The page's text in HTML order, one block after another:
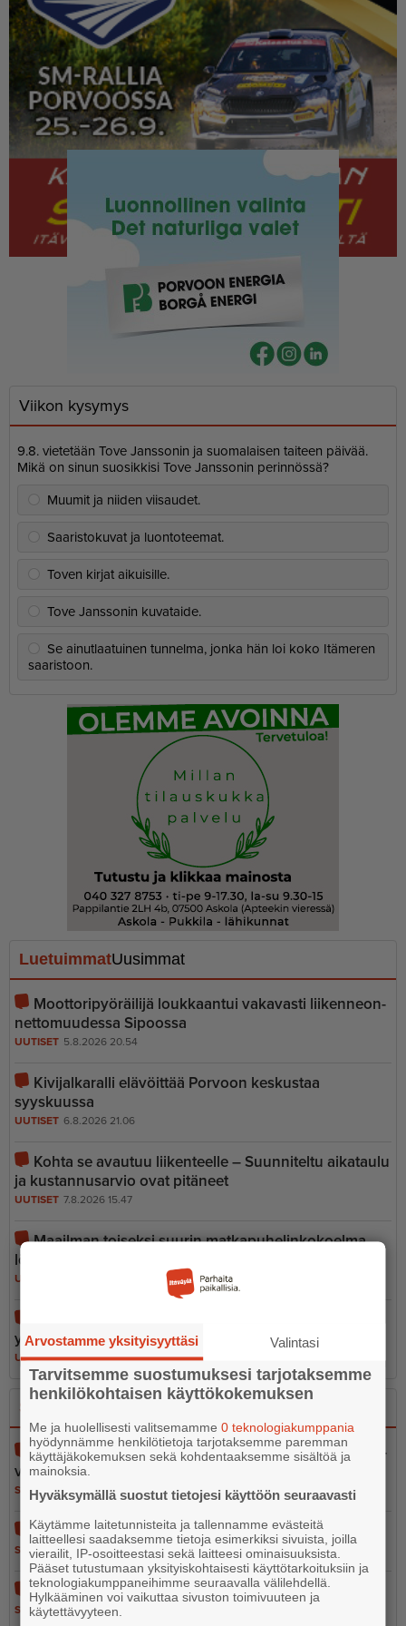
Viikon kysymys
9.8. vietetään Tove Janssonin ja suomalaisen taiteen päivää.
Mikä on sinun suosikkisi Tove Janssonin perinnössä?
Muumit ja niiden viisaudet.
Saaristokuvat ja luontoteemat.
Toven kirjat aikuisille.
Tove Janssonin kuvataide.
Se ainutlaatuinen tunnelma, jonka hän loi koko Itämeren
saaristoon.
LuetuimmatUusimmat
Moottoripyöräilijä loukkaantui vakavasti liiken­ne­on­
net­to­muudessa Sipoossa
UUTISET 5.8.2026 20.54
Kivijalkaralli elävöittää Porvoon keskustaa
syyskuussa
UUTISET 6.8.2026 21.06
Kohta se avautuu liikenteelle – Suunniteltu aikataulu
ja kustannusarvio ovat pitäneet
UUTISET 7.8.2026 15.47
Maailman toiseksi suurin matkapu­he­lin­ko­koelma
löytyy Askolasta
UUTISET
yllättävä hittituote myydään usein loppuun
UUTISET 7.8.2026 6.30
Sano se
Pelastustoimen merellinen valmius osa kokonais­tur­
val­li­suutta
SANO SE 5.8.2026 13.02
Vain 37 euron tähden
SANO SE 5.8.2026 12.56
Ihmisarvo ei ole leikkiä
SANO SE 4.8.2026 10.05
Arvostamme yksityisyyttäsi Valintasi
Tarvitsemme suostumuksesi tarjotaksemme
henkilökohtaisen käyttökokemuksen
Me ja huolellisesti valitsemamme0 teknologiakumppania
hyödynnämme henkilötietoja tarjotaksemme paremman
käyttäjäkokemuksen sekä kohdentaaksemme sisältöä ja
mainoksia.
Hyväksymällä suostut tietojesi käyttöön seuraavasti
Käytämme laitetunnisteita ja tallennamme evästeitä
laitteellesi saadaksemme tietoja esimerkiksi sivuista, joilla
vierailit, IP-osoitteestasi sekä laitteesi ominaisuuksista.
Pääset tutustumaan yksityiskohtaisesti käyttötarkoituksiin ja
teknologiakumppaneihimme seuraavalla välilehdellä.
Hylkääminen voi vaikuttaa sivuston toimivuuteen ja
käytettävyyteen.